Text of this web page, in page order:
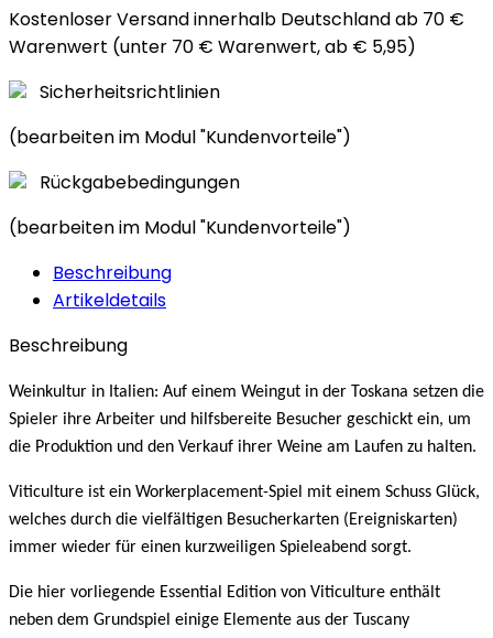
Kostenloser Versand innerhalb Deutschland ab 70 €
Warenwert (unter 70 € Warenwert, ab € 5,95)
Sicherheitsrichtlinien
(bearbeiten im Modul "Kundenvorteile")
Rückgabebedingungen
(bearbeiten im Modul "Kundenvorteile")
Beschreibung
Artikeldetails
Beschreibung
Weinkultur in Italien: Auf einem Weingut in der Toskana setzen die
Spieler ihre Arbeiter und hilfsbereite Besucher geschickt ein, um
die Produktion und den Verkauf ihrer Weine am Laufen zu halten.
Viticulture ist ein Workerplacement-Spiel mit einem Schuss Glück,
welches durch die vielfältigen Besucherkarten (Ereigniskarten)
immer wieder für einen kurzweiligen Spieleabend sorgt.
Die hier vorliegende Essential Edition von Viticulture enthält
neben dem Grundspiel einige Elemente aus der Tuscany